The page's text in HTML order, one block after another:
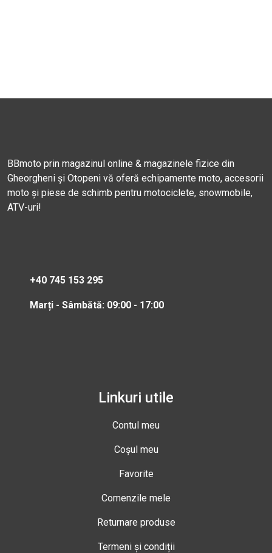
BBmoto prin magazinul online & magazinele fizice din
Gheorgheni și Otopeni vă oferă echipamente moto, accesorii
moto și piese de schimb pentru motociclete, snowmobile,
ATV-uri!
+40 745 153 295
Marți - Sâmbătă: 09:00 - 17:00
Linkuri utile
Contul meu
Coșul meu
Favorite
Comenzile mele
Returnare produse
Termeni și condiții